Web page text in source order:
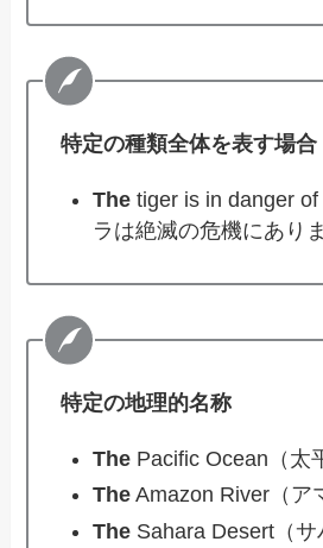
特定の種類全体を表す場合
The tiger is in danger of
ラは絶滅の危機にありま
特定の地理的名称
The Pacific Ocean（太
The Amazon River（ア
The Sahara Desert（サ